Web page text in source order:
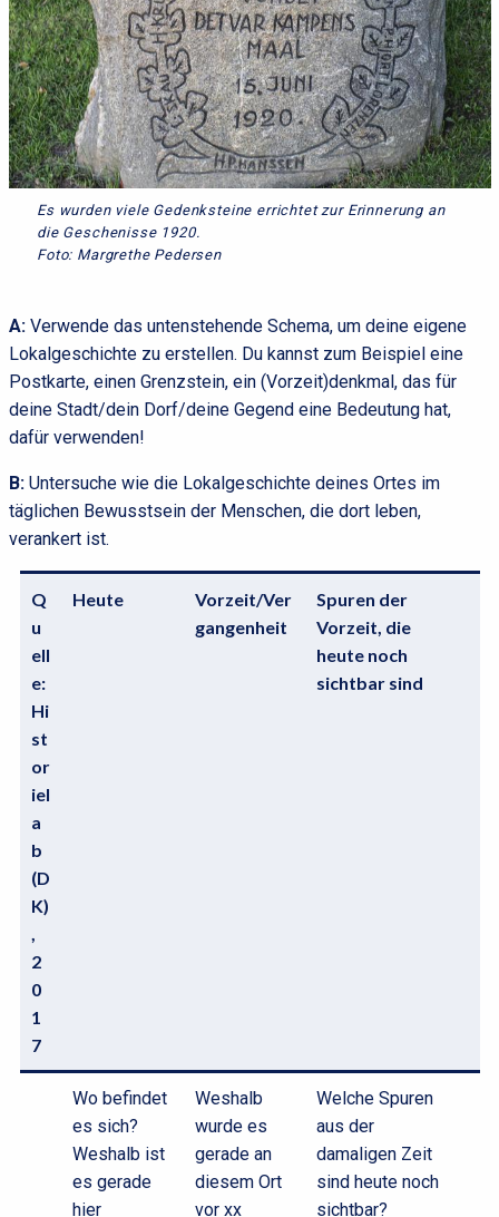
Es wurden viele Gedenksteine errichtet zur Erinnerung an
die Geschenisse 1920.
Foto: Margrethe Pedersen
A: Verwende das untenstehende Schema, um deine eigene
Lokalgeschichte zu erstellen. Du kannst zum Beispiel eine
Postkarte, einen Grenzstein, ein (Vorzeit)denkmal, das für
deine Stadt/dein Dorf/deine Gegend eine Bedeutung hat,
dafür verwenden!
B: Untersuche wie die Lokalgeschichte deines Ortes im
täglichen Bewusstsein der Menschen, die dort leben,
verankert ist.
Aufgabe
Q
u
ell
e:
Hi
st
or
iel
a
b
(D
K)
,
2
0
1
7
Heute
Vorzeit/Ver
gangenheit
Spuren der
Vorzeit, die
heute noch
sichtbar sind
Wo befindet
es sich?
Weshalb ist
es gerade
hier
Weshalb
wurde es
gerade an
diesem Ort
vor xx
Welche Spuren
aus der
damaligen Zeit
sind heute noch
sichtbar?